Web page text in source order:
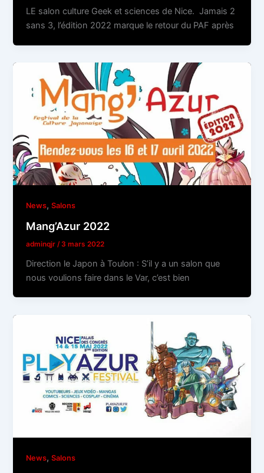
LE salon culture Geek et sciences de Nice. Jamais 2
sans 3, l’édition 2022 marque le retour du PAF après
News,Salons
Mang’Azur 2022
adminqjr / 3 mars 2022
Direction le Japon à Toulon : S’il y a un salon que
nous voulions faire dans le Var, c’est bien
News,Salons